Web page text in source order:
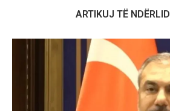
ARTIKUJ TË